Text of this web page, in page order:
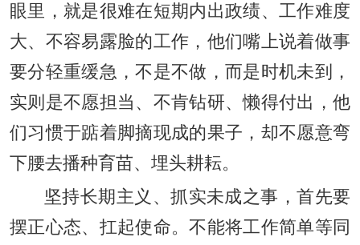
眼里，就是很难在短期内出政绩、工作难度
大、不容易露脸的工作，他们嘴上说着做事
要分轻重缓急，不是不做，而是时机未到，
实则是不愿担当、不肯钻研、懒得付出，他
们习惯于踮着脚摘现成的果子，却不愿意弯
下腰去播种育苗、埋头耕耘。
坚持长期主义、抓实未成之事，首先要
摆正心态、扛起使命。不能将工作简单等同